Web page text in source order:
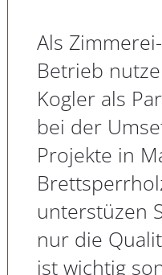
Als
Betrieb
Kogler als
bei der
Projekte in
unterstüzen
nur die
ist wichtig